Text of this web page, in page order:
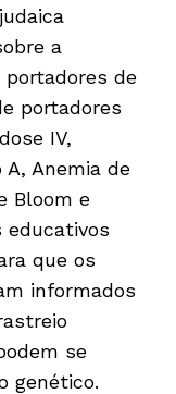
a
de
portadores
IV,
Anemia de
Bloom e
educativos
que os
informados
se
genético.